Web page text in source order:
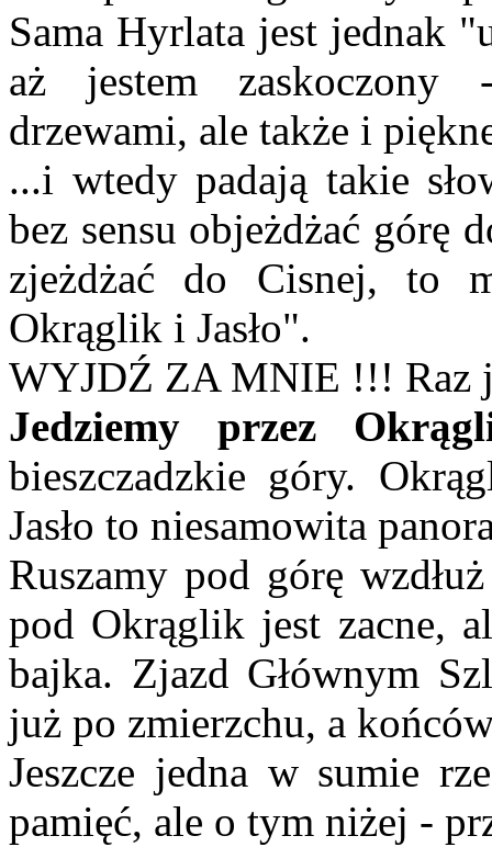
Sama Hyrlata jest jednak
aż jestem zaskoczony
drzewami, ale także i
...i wtedy padają takie
bez sensu objeżdżać górę
zjeżdżać do Cisnej, to
Okrąglik i Jasło".
WYJDŹ ZA MNIE !!! Raz
Jedziemy przez
bieszczadzkie góry.
Jasło to niesamowita
Ruszamy pod górę
pod Okrąglik jest zacne,
bajka. Zjazd Głównym
już po zmierzchu, a
Jeszcze jedna w sumie
pamięć, ale o tym niżej -